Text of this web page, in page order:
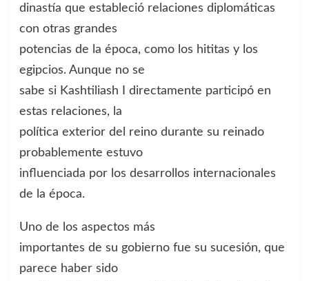
dinastía que estableció relaciones diplomáticas
con otras grandes
potencias de la época, como los hititas y los
egipcios. Aunque no se
sabe si Kashtiliash I directamente participó en
estas relaciones, la
política exterior del reino durante su reinado
probablemente estuvo
influenciada por los desarrollos internacionales
de la época.
Uno de los aspectos más
importantes de su gobierno fue su sucesión, que
parece haber sido